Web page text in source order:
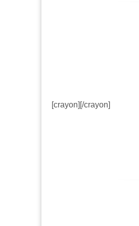
[crayon][/crayon]